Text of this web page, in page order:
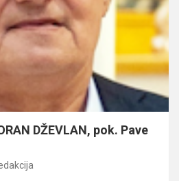
DŽEVLAN, pok. Pave